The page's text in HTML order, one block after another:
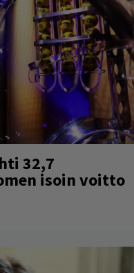
32,7
isoin voitto